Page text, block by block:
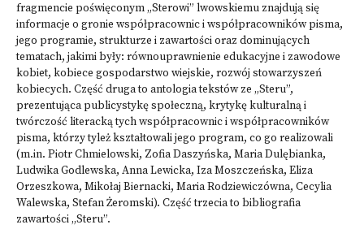
fragmencie poświęconym „Sterowi” lwowskiemu znajdują się
informacje o gronie współpracownic i współpracowników pisma,
jego programie, strukturze i zawartości oraz dominujących
tematach, jakimi były: równouprawnienie edukacyjne i zawodowe
kobiet, kobiece gospodarstwo wiejskie, rozwój stowarzyszeń
kobiecych. Część druga to antologia tekstów ze „Steru”,
prezentująca publicystykę społeczną, krytykę kulturalną i
twórczość literacką tych współpracownic i współpracowników
pisma, którzy tyleż kształtowali jego program, co go realizowali
(m.in. Piotr Chmielowski, Zofia Daszyńska, Maria Dulębianka,
Ludwika Godlewska, Anna Lewicka, Iza Moszczeńska, Eliza
Orzeszkowa, Mikołaj Biernacki, Maria Rodziewiczówna, Cecylia
Walewska, Stefan Żeromski). Część trzecia to bibliografia
zawartości „Steru”.